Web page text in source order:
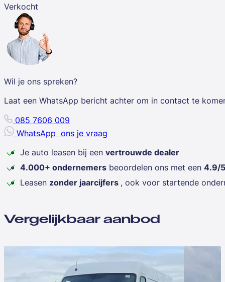
Verkocht
Wil je ons spreken?
Laat een WhatsApp bericht achter om in contact te
085 7606 009
WhatsApp ons je vraag
Je auto leasen bij een vertrouwde dealer
4.000+ ondernemers beoordelen ons met een 4.9/5
Leasen zonder jaarcijfers , ook voor startende
Vergelijkbaar aanbod